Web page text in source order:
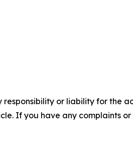
responsibility or liability for the
If you have any complaints or